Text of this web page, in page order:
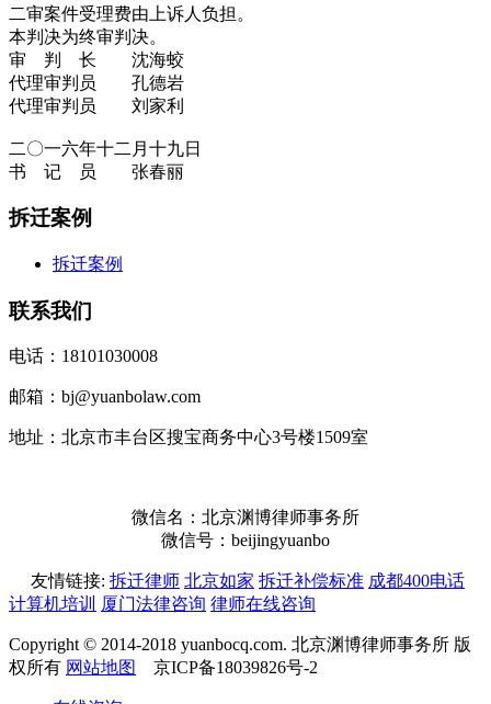
二审案件受理费由上诉人负担。
本判决为终审判决。
审 判 长 沈海蛟
代理审判员 孔德岩
代理审判员 刘家利
二〇一六年十二月十九日
书 记 员 张春丽
拆迁案例
拆迁案例
联系我们
电话：18101030008
邮箱：bj@yuanbolaw.com
地址：北京市丰台区搜宝商务中心3号楼1509室
微信名：北京渊博律师事务所
微信号：beijingyuanbo
友情链接: 拆迁律师 北京如家 拆迁补偿标准 成都400电话
计算机培训 厦门法律咨询 律师在线咨询
Copyright © 2014-2018 yuanbocq.com. 北京渊博律师事务所 版
权所有 网站地图 京ICP备18039826号-2